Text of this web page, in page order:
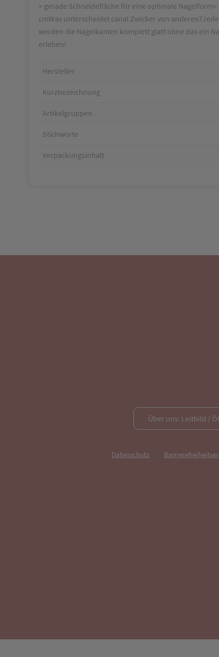
> gerade Schneidefläche für eine optimale
cmWas unterscheidet canal Zwicker von
werden die Nagelkanten komplett glatt ohne das ein
erleben!
Hersteller
Kurzbezeichnung
Artikelgruppen
Stichworte
Verpackungsinhalt
Über uns: Leitbild /
Datenschutz